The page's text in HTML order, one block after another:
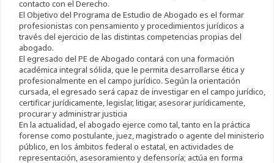
contacto con el Derecho.
El Objetivo del Programa de Estudio de Abogado es el formar
profesionistas con pensamiento y procedimientos jurídicos a
través del ejercicio de las distintas competencias propias del
abogado.
El egresado del PE de Abogado contará con una formación
académica integral sólida, que le permita desarrollarse ética y
profesionalmente en el campo jurídico. Según la orientación
cursada, el egresado será capaz de investigar en el campo jurídico,
certificar jurídicamente, legislar, litigar, asesorar jurídicamente,
procurar y administrar justicia
En la actualidad, el abogado ejerce como tal, tanto en la práctica
forense como postulante, juez, magistrado o agente del ministerio
público, en los ámbitos federal o estatal, en actividades de
representación, asesoramiento y defensoría; actúa en forma